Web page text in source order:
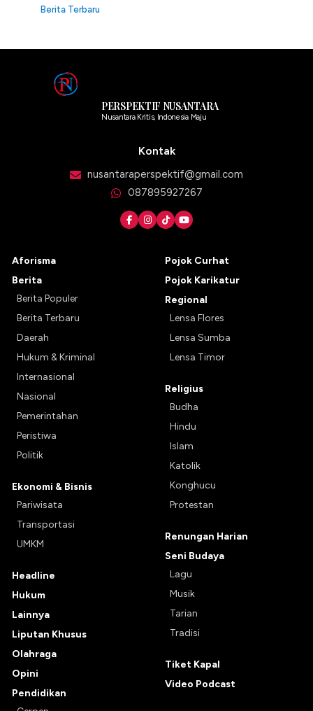
Berita Terbaru
PERSPEKTIF NUSANTARA
Nusantara Kritis, Indonesia Maju
Kontak
nusantaraperspektif@gmail.com
087895927267
Aforisma
Berita
Berita Populer
Berita Terbaru
Daerah
Hukum & Kriminal
Internasional
Nasional
Pemerintahan
Peristiwa
Politik
Ekonomi & Bisnis
Pariwisata
Transportasi
UMKM
Headline
Hukum
Lainnya
Liputan Khusus
Olahraga
Opini
Pendidikan
Pojok Curhat
Pojok Karikatur
Regional
Lensa Flores
Lensa Sumba
Lensa Timor
Religius
Budha
Hindu
Islam
Katolik
Konghucu
Protestan
Renungan Harian
Seni Budaya
Lagu
Musik
Tarian
Tradisi
Tiket Kapal
Video Podcast